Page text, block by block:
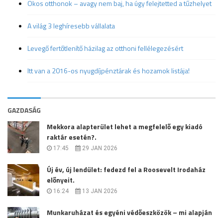
Okos otthonok – avagy nem baj, ha úgy felejtetted a tűzhelyet
A világ 3 leghíresebb vállalata
Levegő fertőtlenítő házilag az otthoni fellélegezésért
Itt van a 2016-os nyugdíjpénztárak és hozamok listája!
GAZDASÁG
Mekkora alapterület lehet a megfelelő egy kiadó
raktár esetén?.
17:45 29 JAN 2026
Új év, új lendület: fedezd fel a Roosevelt Irodaház
előnyeit.
16:24 13 JAN 2026
Munkaruházat és egyéni védőeszközök – mi alapján